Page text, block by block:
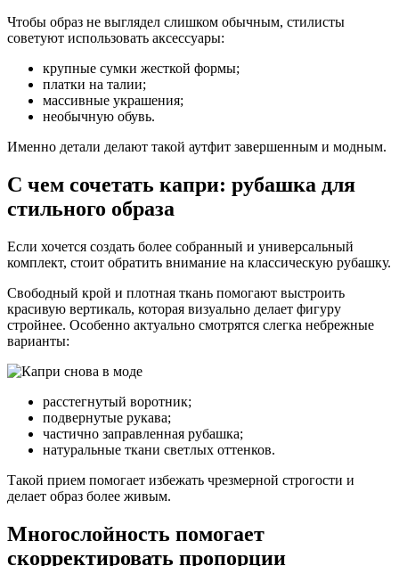
Чтобы образ не выглядел слишком обычным, стилисты
советуют использовать аксессуары:
крупные сумки жесткой формы;
платки на талии;
массивные украшения;
необычную обувь.
Именно детали делают такой аутфит завершенным и модным.
С чем сочетать капри: рубашка для
стильного образа
Если хочется создать более собранный и универсальный
комплект, стоит обратить внимание на классическую рубашку.
Свободный крой и плотная ткань помогают выстроить
красивую вертикаль, которая визуально делает фигуру
стройнее. Особенно актуально смотрятся слегка небрежные
варианты:
расстегнутый воротник;
подвернутые рукава;
частично заправленная рубашка;
натуральные ткани светлых оттенков.
Такой прием помогает избежать чрезмерной строгости и
делает образ более живым.
Многослойность помогает
скорректировать пропорции